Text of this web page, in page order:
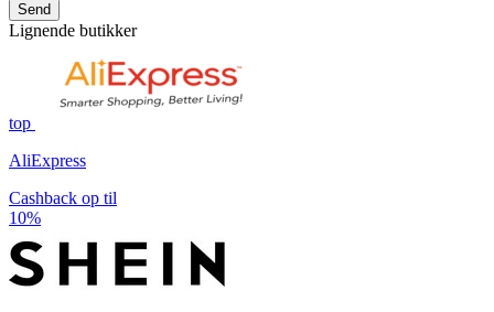
Send
Lignende butikker
top
AliExpress
Cashback op til
10%